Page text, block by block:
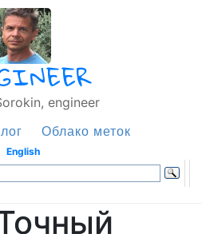
engineer
Облако меток
English